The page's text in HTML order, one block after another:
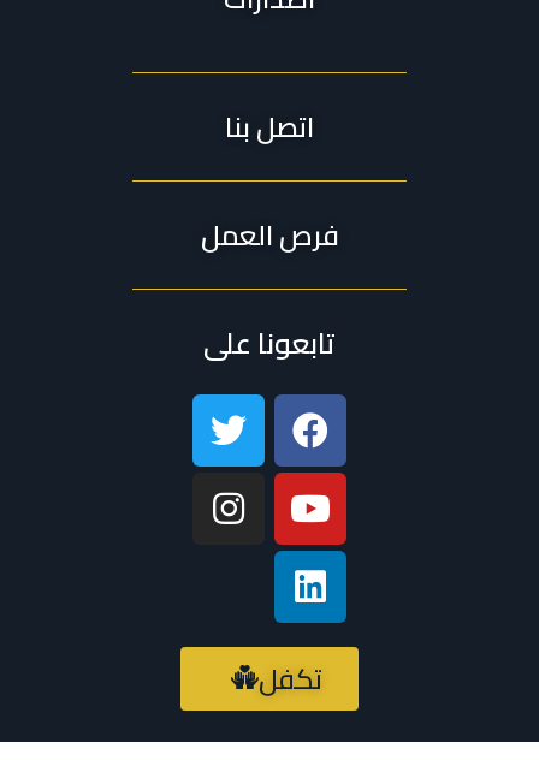
اتصل بنا
فرص العمل
تابعونا على
تكفل